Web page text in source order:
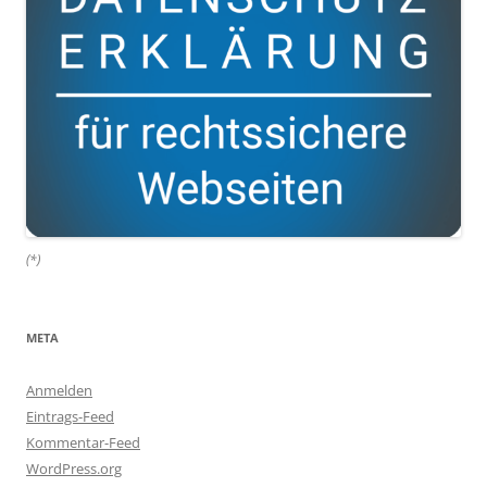
(*)
META
Anmelden
Eintrags-Feed
Kommentar-Feed
WordPress.org